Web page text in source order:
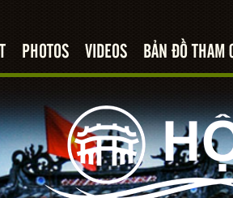
PHOTOS VIDEOS BẢN ĐỒ THAM